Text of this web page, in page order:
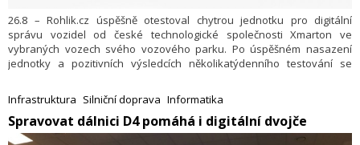
26.8 – Rohlik.cz úspěšně otestoval chytrou jednotku pro digitální
správu vozidel od české technologické společnosti Xmarton ve
vybraných vozech svého vozového parku. Po úspěšném nasazení
jednotky a pozitivních výsledcích několikatýdenního testování se
flotilu vozidel do dlouhodobého testovacího provozu.
Infrastruktura Silniční doprava Informatika
​Spravovat dálnici D4 pomáhá i digitální dvojče